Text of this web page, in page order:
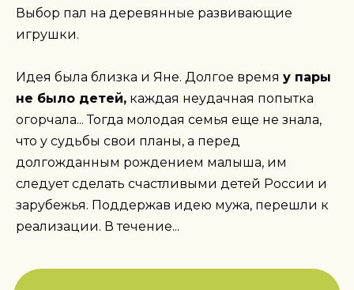
Выбор пал на деревянные развивающие
игрушки.
Идея была близка и Яне. Долгое время у пары
не было детей, каждая неудачная попытка
огорчала... Тогда молодая семья еще не знала,
что у судьбы свои планы, а перед
долгожданным рождением малыша, им
следует сделать счастливыми детей России и
зарубежья. Поддержав идею мужа, перешли к
реализации. В течение...